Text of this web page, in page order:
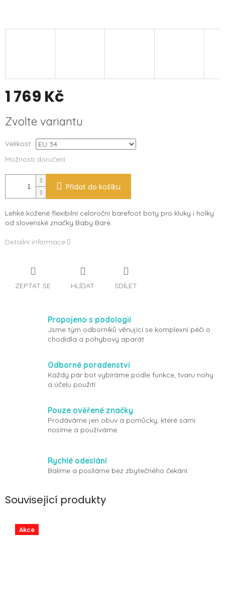
1 769 Kč
cena:
Zvolte variantu
Velikost
Možnosti doručení
Přidat do košíku
Lehké kožené flexibilní celoroční barefoot boty pro kluky i holky
od slovenské značky Baby Bare.
Detailní informace
ZEPTAT SE HLÍDAT SDÍLET
Propojeno s podologií
Jsme tým odborníků věnující se komplexní péči o
chodidla a pohybový aparát.
Odborné poradenství
Každý pár bot vybíráme podle funkce, tvaru nohy
a účelu použití.
Pouze ověřené značky
Prodáváme jen obuv a pomůcky, které sami
nosíme a používáme.
Rychlé odeslání
Balíme a posíláme bez zbytečného čekání.
Související produkty
Akce